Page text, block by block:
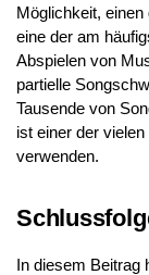
Möglichkeit,
eine der am
Abspielen von
partielle
Tausende von
ist einer der
verwenden.
In diesem Beitrag